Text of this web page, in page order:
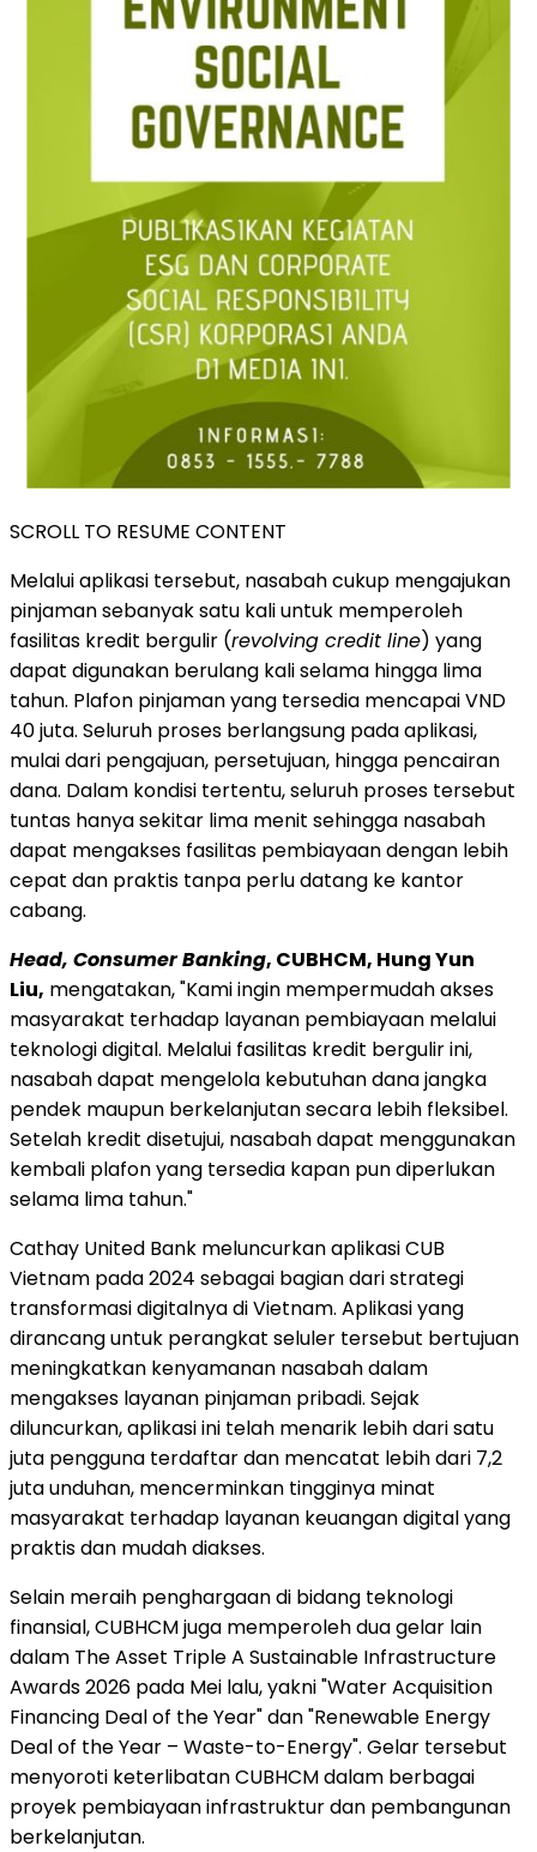
SCROLL TO RESUME CONTENT
Melalui aplikasi tersebut, nasabah cukup mengajukan
pinjaman sebanyak satu kali untuk memperoleh
fasilitas kredit bergulir (revolving credit line) yang
dapat digunakan berulang kali selama hingga lima
tahun. Plafon pinjaman yang tersedia mencapai VND
40 juta. Seluruh proses berlangsung pada aplikasi,
mulai dari pengajuan, persetujuan, hingga pencairan
dana. Dalam kondisi tertentu, seluruh proses tersebut
tuntas hanya sekitar lima menit sehingga nasabah
dapat mengakses fasilitas pembiayaan dengan lebih
cepat dan praktis tanpa perlu datang ke kantor
cabang.
Head, Consumer Banking, CUBHCM, Hung Yun
Liu, mengatakan, "Kami ingin mempermudah akses
masyarakat terhadap layanan pembiayaan melalui
teknologi digital. Melalui fasilitas kredit bergulir ini,
nasabah dapat mengelola kebutuhan dana jangka
pendek maupun berkelanjutan secara lebih fleksibel.
Setelah kredit disetujui, nasabah dapat menggunakan
kembali plafon yang tersedia kapan pun diperlukan
selama lima tahun."
Cathay United Bank meluncurkan aplikasi CUB
Vietnam pada 2024 sebagai bagian dari strategi
transformasi digitalnya di Vietnam. Aplikasi yang
dirancang untuk perangkat seluler tersebut bertujuan
meningkatkan kenyamanan nasabah dalam
mengakses layanan pinjaman pribadi. Sejak
diluncurkan, aplikasi ini telah menarik lebih dari satu
juta pengguna terdaftar dan mencatat lebih dari 7,2
juta unduhan, mencerminkan tingginya minat
masyarakat terhadap layanan keuangan digital yang
praktis dan mudah diakses.
Selain meraih penghargaan di bidang teknologi
finansial, CUBHCM juga memperoleh dua gelar lain
dalam The Asset Triple A Sustainable Infrastructure
Awards 2026 pada Mei lalu, yakni "Water Acquisition
Financing Deal of the Year" dan "Renewable Energy
Deal of the Year – Waste-to-Energy". Gelar tersebut
menyoroti keterlibatan CUBHCM dalam berbagai
proyek pembiayaan infrastruktur dan pembangunan
berkelanjutan.